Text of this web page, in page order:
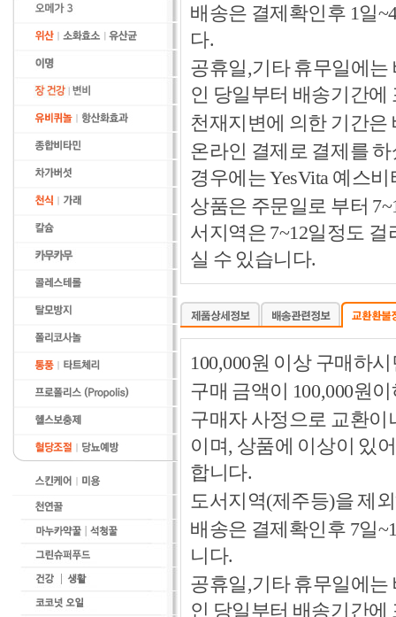
배송은 결제확인후 1일
다.
공휴일,기타 휴무일에
인 당일부터 배송기간에
천재지변에 의한 기간
온라인 결제로 결제를
경우에는 YesVita 예스
상품은 주문일로 부터
서지역은 7~12일정도
실 수 있습니다.
100,000원 이상 구매하
구매 금액이 100,000원
구매자 사정으로 교환이
이며, 상품에 이상이 있
합니다.
도서지역(제주등)을 제
배송은 결제확인후 7일
니다.
공휴일,기타 휴무일에
인 당일부터 배송기간에